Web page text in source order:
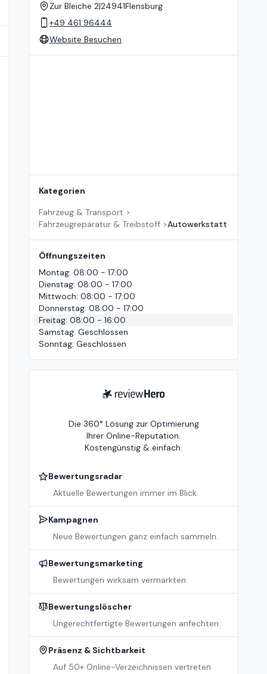
Zur Bleiche 2|24941Flensburg
+49 461 96444
Website Besuchen
Kategorien
Fahrzeug & Transport >
Fahrzeugreparatur & Treibstoff >Autowerkstatt
Öffnungszeiten
Montag: 08:00 - 17:00
Dienstag: 08:00 - 17:00
Mittwoch: 08:00 - 17:00
Donnerstag: 08:00 - 17:00
Freitag: 08:00 - 16:00
Samstag: Geschlossen
Sonntag: Geschlossen
ReviewHero
Die 360° Lösung zur Optimierung
Ihrer Online-Reputation.
Kostengünstig & einfach.
Bewertungsradar
Aktuelle Bewertungen immer im Blick.
Kampagnen
Neue Bewertungen ganz einfach sammeln.
Bewertungsmarketing
Bewertungen wirksam vermarkten.
Bewertungslöscher
Ungerechtfertigte Bewertungen anfechten.
Präsenz & Sichtbarkeit
Auf 50+ Online-Verzeichnissen vertreten